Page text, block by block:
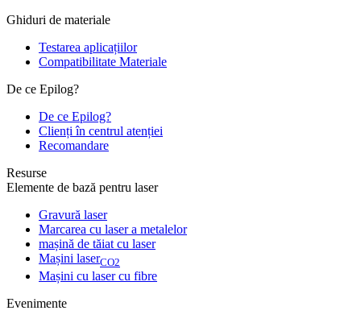
Ghiduri de materiale
Testarea aplicațiilor
Compatibilitate Materiale
De ce Epilog?
De ce Epilog?
Clienți în centrul atenției
Recomandare
Resurse
Elemente de bază pentru laser
Gravură laser
Marcarea cu laser a metalelor
mașină de tăiat cu laser
Mașini laserCO2
Mașini cu laser cu fibre
Evenimente